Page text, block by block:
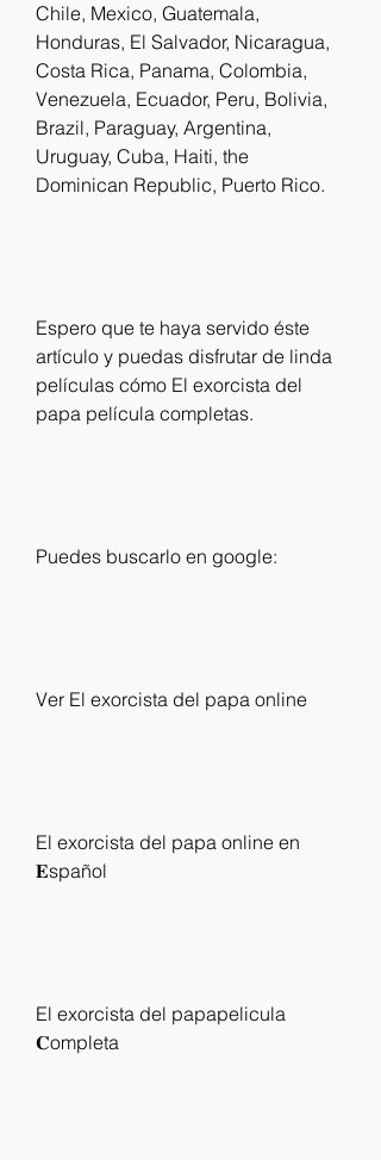
Chile, Mexico, Guatemala,
Honduras, El Salvador, Nicaragua,
Costa Rica, Panama, Colombia,
Venezuela, Ecuador, Peru, Bolivia,
Brazil, Paraguay, Argentina,
Uruguay, Cuba, Haiti, the
Dominican Republic, Puerto Rico.
Espero que te haya servido éste
artículo y puedas disfrutar de linda
películas cómo El exorcista del
papa película completas.
Puedes buscarlo en google:
Ver El exorcista del papa online
El exorcista del papa online en
𝐄spañol
El exorcista del papapelicula
𝐂ompleta